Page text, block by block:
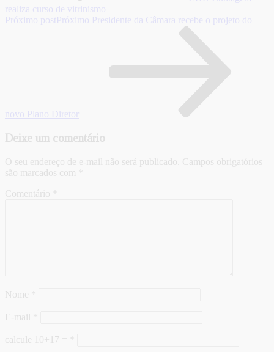
realiza curso de vitrinismo
Próximo post Próximo Presidente da Câmara recebe o projeto do
novo Plano Diretor
Deixe um comentário
O seu endereço de e-mail não será publicado. Campos obrigatórios
são marcados com
Comentário
Nome
E-mail
calcule 10+17 =